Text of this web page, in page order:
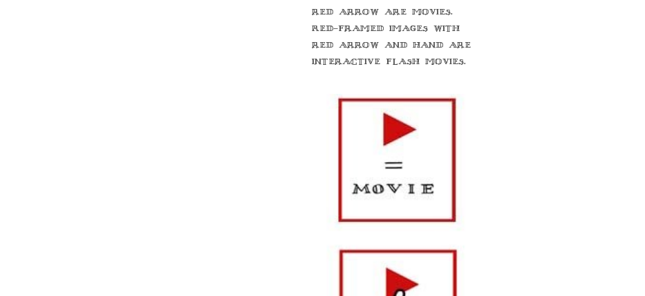
red arrow are movies.
Red-framed images with
red arrow and hand are
interactive flash movies.